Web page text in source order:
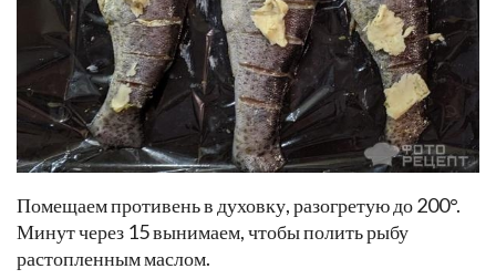
Помещаем противень в духовку, разогретую до 200°.
Минут через 15 вынимаем, чтобы полить рыбу
растопленным маслом.